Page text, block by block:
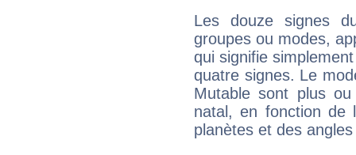
Les douze signes
groupes ou modes,
qui signifie
quatre signes. Le
Mutable sont plus
natal, en fonction de
planètes et des